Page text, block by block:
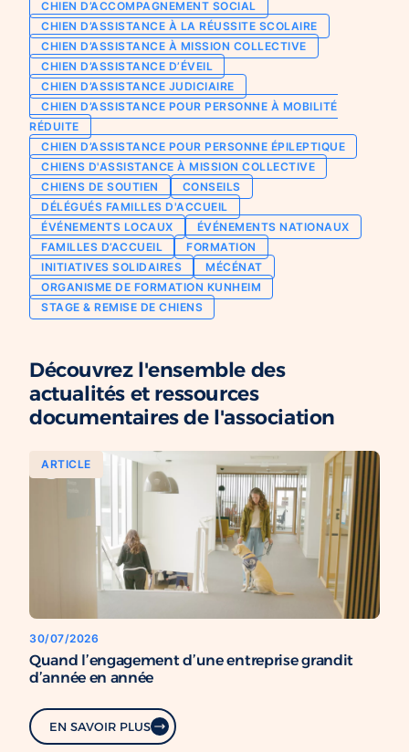
Chien d’assistance pour personne
épileptique
CHIENS À MISSION COLLECTIVE
Chien d’assistance d’accompagnement
social
Chien d’assistance à la réussite scolaire
Chien d’assistance judiciaire
Je deviens mécène ou partenaire
Ils nous soutiennent
Je m’engage / j’engage mes collaborateurs
Je lance une collecte
J’engage mes clients
CHIEN D’ACCOMPAGNEMENT SOCIAL
CHIEN D’ASSISTANCE À LA RÉUSSITE SCOLAIRE
CHIEN D’ASSISTANCE À MISSION COLLECTIVE
CHIEN D’ASSISTANCE D’ÉVEIL
CHIEN D’ASSISTANCE JUDICIAIRE
CHIEN D’ASSISTANCE POUR PERSONNE À MOBILITÉ
RÉDUITE
CHIEN D’ASSISTANCE POUR PERSONNE ÉPILEPTIQUE
CHIENS D'ASSISTANCE À MISSION COLLECTIVE
CHIENS DE SOUTIEN
CONSEILS
DÉLÉGUÉS FAMILLES D'ACCUEIL
ÉVÉNEMENTS LOCAUX
ÉVÉNEMENTS NATIONAUX
FAMILLES D’ACCUEIL
FORMATION
INITIATIVES SOLIDAIRES
MÉCÉNAT
ORGANISME DE FORMATION KUNHEIM
STAGE & REMISE DE CHIENS
Découvrez l'ensemble des
actualités et ressources
documentaires de l'association
ARTICLE
30/07/2026
Quand l’engagement d’une entreprise grandit
d’année en année
EN SAVOIR PLUS